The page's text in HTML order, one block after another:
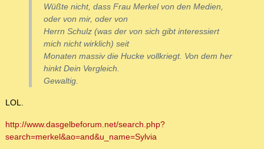
Wüßte nicht, dass Frau Merkel von den Medien,
oder von mir, oder von
Herrn Schulz (was der von sich gibt interessiert
mich nicht wirklich) seit
Monaten massiv die Hucke vollkriegt. Von dem her
hinkt Dein Vergleich.
Gewaltig.
LOL.
http://www.dasgelbeforum.net/search.php?
search=merkel&ao=and&u_name=Sylvia